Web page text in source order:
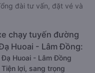
đài tư vấn, đặt vé và
chạy tuyến đường
Huoai - Lâm Đồng:
Huoai - Lâm Đồng
lợi, sang trọng